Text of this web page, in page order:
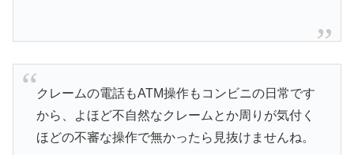
クレームの電話もATM操作もコンビニの日常です
から、よほど不自然なクレームとか周りが気付く
ほどの不審な操作で無かったら見抜けませんね。